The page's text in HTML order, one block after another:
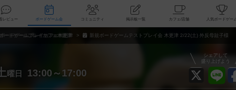
新着レビュー ボードゲーム会 コミュニティ 掲示板一覧 カフェ/店舗
ボードゲームプレイカフェ木更津 新規ボードゲームテストプレイ会 木更津 2/22(土) 外反母趾子様
シェアして
盛り上げよう
曜日 13:00～17:00